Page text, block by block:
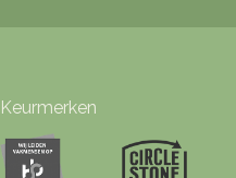
Keurmerken